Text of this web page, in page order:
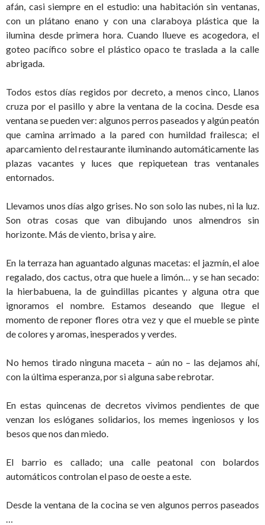
afán, casi siempre en el estudio: una habitación sin ventanas,
con un plátano enano y con una claraboya plástica que la
ilumina desde primera hora. Cuando llueve es acogedora, el
goteo pacífico sobre el plástico opaco te traslada a la calle
abrigada.
Todos estos días regidos por decreto, a menos cinco, Llanos
cruza por el pasillo y abre la ventana de la cocina. Desde esa
ventana se pueden ver: algunos perros paseados y algún peatón
que camina arrimado a la pared con humildad frailesca; el
aparcamiento del restaurante iluminando automáticamente las
plazas vacantes y luces que repiquetean tras ventanales
entornados.
Llevamos unos días algo grises. No son solo las nubes, ni la luz.
Son otras cosas que van dibujando unos almendros sin
horizonte. Más de viento, brisa y aire.
En la terraza han aguantado algunas macetas: el jazmín, el aloe
regalado, dos cactus, otra que huele a limón… y se han secado:
la hierbabuena, la de guindillas picantes y alguna otra que
ignoramos el nombre. Estamos deseando que llegue el
momento de reponer flores otra vez y que el mueble se pinte
de colores y aromas, inesperados y verdes.
No hemos tirado ninguna maceta – aún no – las dejamos ahí,
con la última esperanza, por si alguna sabe rebrotar.
En estas quincenas de decretos vivimos pendientes de que
venzan los eslóganes solidarios, los memes ingeniosos y los
besos que nos dan miedo.
El barrio es callado; una calle peatonal con bolardos
automáticos controlan el paso de oeste a este.
Desde la ventana de la cocina se ven algunos perros paseados
…